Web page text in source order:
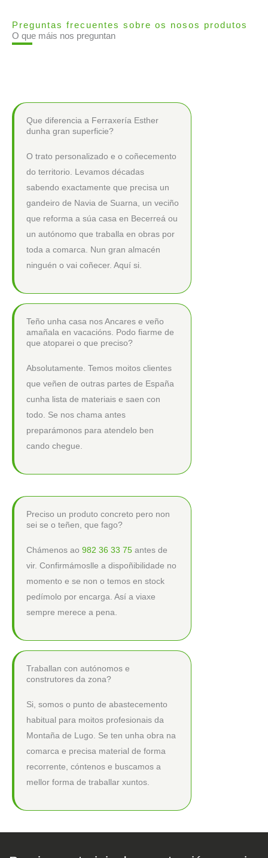
Preguntas frecuentes sobre os nosos produtos
O que máis nos preguntan
Que diferencia a Ferraxería Esther
dunha gran superficie?
O trato personalizado e o coñecemento
do territorio. Levamos décadas
sabendo exactamente que precisa un
gandeiro de Navia de Suarna, un veciño
que reforma a súa casa en Becerreá ou
un autónomo que traballa en obras por
toda a comarca. Nun gran almacén
ninguén o vai coñecer. Aquí si.
Teño unha casa nos Ancares e veño
amañala en vacacións. Podo fiarme de
que atoparei o que preciso?
Absolutamente. Temos moitos clientes
que veñen de outras partes de España
cunha lista de materiais e saen con
todo. Se nos chama antes
preparámonos para atendelo ben
cando chegue.
Preciso un produto concreto pero non
sei se o teñen, que fago?
Chámenos ao 982 36 33 75 antes de
vir. Confirmámoslle a dispoñibilidade no
momento e se non o temos en stock
pedímolo por encarga. Así a viaxe
sempre merece a pena.
Traballan con autónomos e
construtores da zona?
Si, somos o punto de abastecemento
habitual para moitos profesionais da
Montaña de Lugo. Se ten unha obra na
comarca e precisa material de forma
recorrente, cóntenos e buscamos a
mellor forma de traballar xuntos.